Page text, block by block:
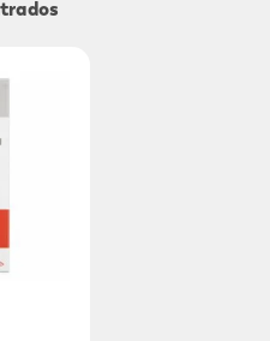
9º
sabonete líquido